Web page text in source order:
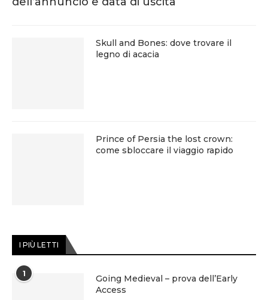
Skull and Bones: dove trovare il
legno di acacia
Prince of Persia the lost crown:
come sbloccare il viaggio rapido
I PIÙ LETTI
1
Going Medieval – prova dell’Early
Access